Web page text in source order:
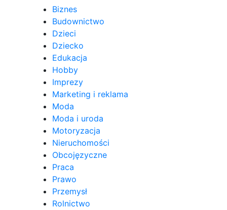
Biznes
Budownictwo
Dzieci
Dziecko
Edukacja
Hobby
Imprezy
Marketing i reklama
Moda
Moda i uroda
Motoryzacja
Nieruchomości
Obcojęzyczne
Praca
Prawo
Przemysł
Rolnictwo